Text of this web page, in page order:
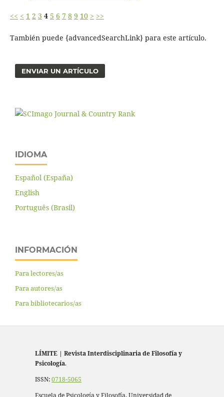
<< < 1 2 3 4 5 6 7 8 9 10 > >>
También puede {advancedSearchLink} para este artículo.
ENVIAR UN ARTÍCULO
IDIOMA
Español (España)
English
Português (Brasil)
INFORMACIÓN
Para lectores/as
Para autores/as
Para bibliotecarios/as
LÍMITE | Revista Interdisciplinaria de Filosofía y
Psicología.
ISSN:0718-5065
Escuela de Psicología y Filosofía, Universidad de